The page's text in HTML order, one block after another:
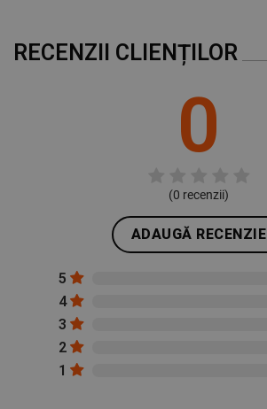
RECENZII CLIENȚILOR
0
(0 recenzii)
ADAUGĂ RECENZIE
5
4
3
2
1